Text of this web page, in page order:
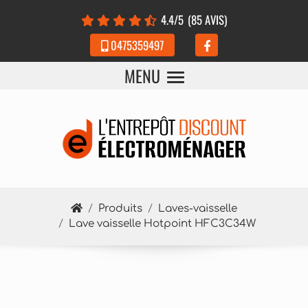
4.4/5 (85 AVIS)
0475359497
MENU
Produits
Laves-vaisselle
Lave vaisselle Hotpoint HFC3C34W